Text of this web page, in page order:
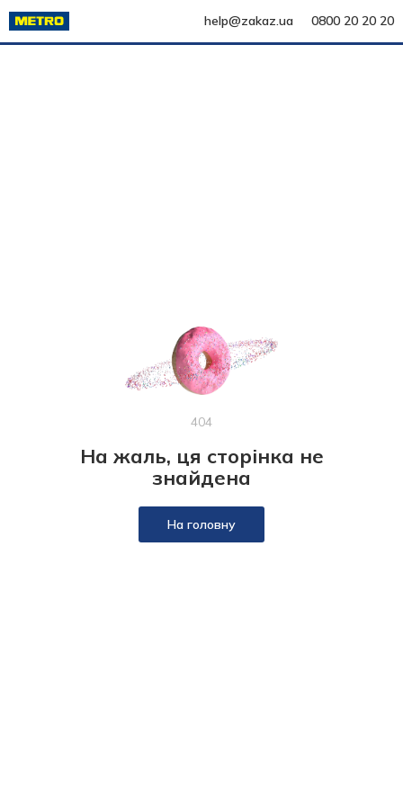
help@zakaz.ua 0800 20 20 20
404
На жаль, ця сторінка не
знайдена
На головну